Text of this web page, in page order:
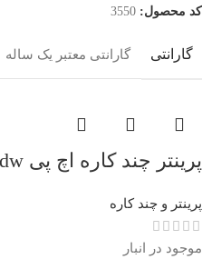
کد محصول: 3550
گارانتی گارانتی معتبر یک ساله
پرینتر چند کاره اچ پی MFP M428-dw
پرینتر و چند کاره
موجود در انبار